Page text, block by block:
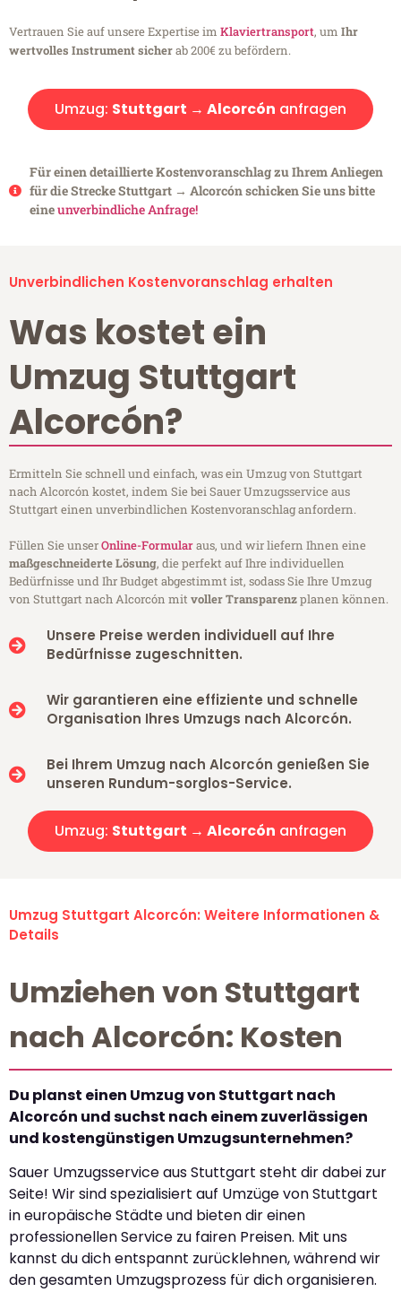
Vertrauen Sie auf unsere Expertise im Klaviertransport, um Ihr
wertvolles Instrument sicherab 200€ zu befördern.
Umzug: Stuttgart → Alcorcón anfragen
Für einen detaillierte Kostenvoranschlag zu Ihrem Anliegen
für die Strecke Stuttgart → Alcorcón schicken Sie uns bitte
eineunverbindliche Anfrage!
Unverbindlichen Kostenvoranschlag erhalten
Was kostet ein
Umzug Stuttgart
Alcorcón?
Ermitteln Sie schnell und einfach, was ein Umzug von Stuttgart
nach Alcorcón kostet, indem Sie bei Sauer Umzugsservice aus
Stuttgart einen unverbindlichen Kostenvoranschlag anfordern.
Füllen Sie unserOnline-Formularaus, und wir liefern Ihnen eine
maßgeschneiderte Lösung, die perfekt auf Ihre individuellen
Bedürfnisse und Ihr Budget abgestimmt ist, sodass Sie Ihre Umzug
von Stuttgart nach Alcorcón mitvoller Transparenzplanen können.
Unsere Preise werden individuell auf Ihre
Bedürfnisse zugeschnitten.
Wir garantieren eine effiziente und schnelle
Organisation Ihres Umzugs nach Alcorcón.
Bei Ihrem Umzug nach Alcorcón genießen Sie
unseren Rundum-sorglos-Service.
Umzug: Stuttgart → Alcorcón anfragen
Umzug Stuttgart Alcorcón: Weitere Informationen &
Details
Umziehen von Stuttgart
nach Alcorcón: Kosten
Du planst einen Umzug von Stuttgart nach
Alcorcón und suchst nach einem zuverlässigen
und kostengünstigen Umzugsunternehmen?
Sauer Umzugsservice aus Stuttgart steht dir dabei zur
Seite! Wir sind spezialisiert auf Umzüge von Stuttgart
in europäische Städte und bieten dir einen
professionellen Service zu fairen Preisen. Mit uns
kannst du dich entspannt zurücklehnen, während wir
den gesamten Umzugsprozess für dich organisieren.